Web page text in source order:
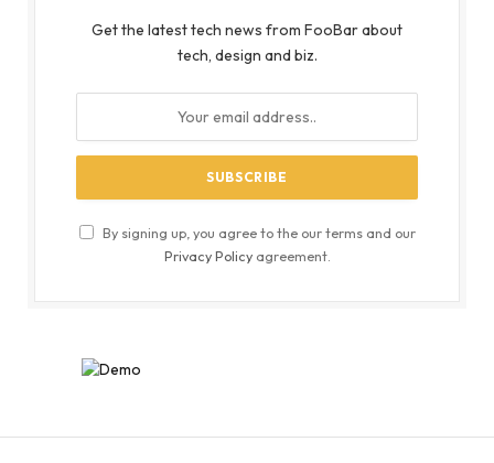
Get the latest tech news from FooBar about
tech, design and biz.
By signing up, you agree to the our terms and our
Privacy Policyagreement.